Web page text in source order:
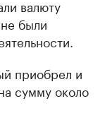
валюту
были
приобрел и
сумму около